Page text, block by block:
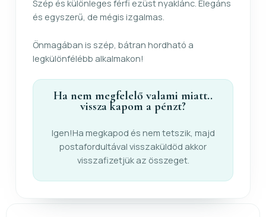
Szép és különleges férfi ezüst nyaklánc. Elegáns
és egyszerű, de mégis izgalmas.
Önmagában is szép, bátran hordható a
legkülönfélébb alkalmakon!
Ha nem megfelelő valami miatt..
vissza kapom a pénzt?
Igen!Ha megkapod és nem tetszik, majd
postafordultával visszaküldöd akkor
visszafizetjük az összeget.